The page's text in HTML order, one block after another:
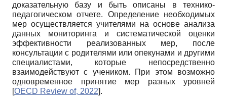
доказательную базу и быть описаны в технико-
педагогическом отчете. Определение необходимых
мер осуществляется учителями на основе анализа
данных мониторинга и систематической оценки
эффективности реализованных мер, после
консультации с родителями или опекунами и другими
специалистами, которые непосредственно
взаимодействуют с учеником. При этом возможно
одновременное принятие мер разных уровней
[OECD Review of, 2022].